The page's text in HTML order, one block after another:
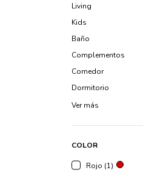
Living
Kids
Baño
Complementos
Comedor
Dormitorio
Ver más
COLOR
Rojo (1)